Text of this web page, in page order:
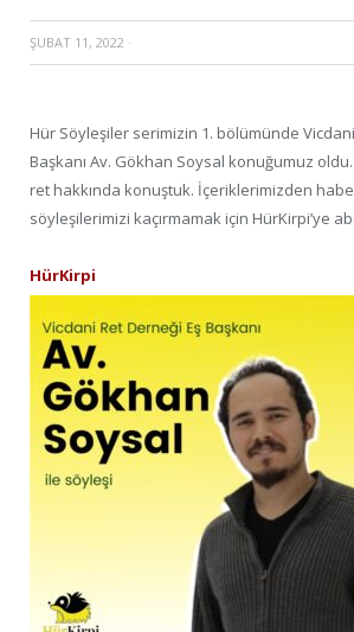
ŞUBAT 11, 2022 ·
Hür Söyleşiler serimizin 1. bölümünde
Başkanı Av. Gökhan Soysal konuğumuz
ret hakkında konuştuk. İçeriklerimizden
söyleşilerimizi kaçırmamak için HürKirpi’ye
HürKirpi